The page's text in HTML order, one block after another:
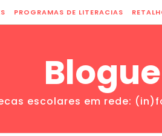
PROGRAMAS DE LITERACIAS
Blogue
escolares em rede: